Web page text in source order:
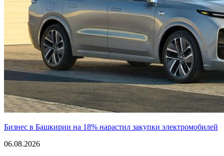
Бизнес в Башкирии на 18% нарастил закупки электромобилей
06.08.2026